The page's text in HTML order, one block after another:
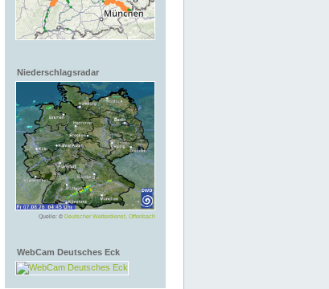
Niederschlagsradar
Quelle: © Deutscher Wetterdienst, Offenbach
WebCam Deutsches Eck